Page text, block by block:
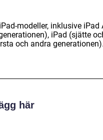
modeller, inklusive iPad
iPad (sjätte
och andra
här